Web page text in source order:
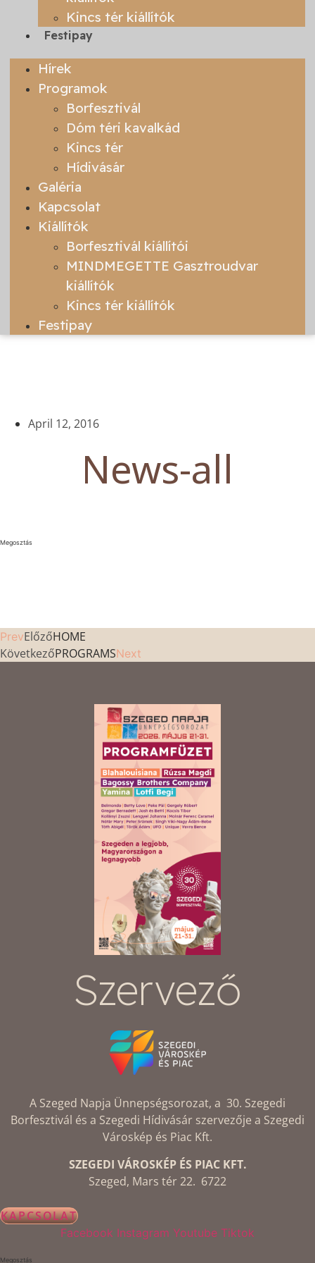
Kincs tér kiállítók
Festipay
Hírek
Programok
Borfesztivál
Dóm téri kavalkád
Kincs tér
Hídivásár
Galéria
Kapcsolat
Kiállítók
Borfesztivál kiállítói
MINDMEGETTE Gasztroudvar
kiállítók
Kincs tér kiállítók
Festipay
April 12, 2016
News-all
Megosztás
PrevElőzőHOME
KövetkezőPROGRAMSNext
Szervező
A Szeged Napja Ünnepségsorozat, a 30. Szegedi
Borfesztivál és a Szegedi Hídivásár szervezője a Szegedi
Városkép és Piac Kft.
SZEGEDI VÁROSKÉP ÉS PIAC KFT.
Szeged, Mars tér 22. 6722
KAPCSOLAT
Facebook Instagram Youtube Tiktok
Megosztás